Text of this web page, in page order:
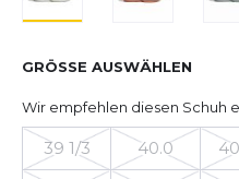
GRÖSSE AUSWÄHLEN
Wir empfehlen diesen Schuh
39 1/3 40.0